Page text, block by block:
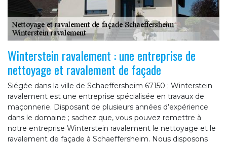
Winterstein ravalement : une entreprise de
nettoyage et ravalement de façade
Siégée dans la ville de Schaeffersheim 67150 ; Winterstein
ravalement est une entreprise spécialisée en travaux de
maçonnerie. Disposant de plusieurs années d’expérience
dans le domaine ; sachez que, vous pouvez remettre à
notre entreprise Winterstein ravalement le nettoyage et le
ravalement de façade à Schaeffersheim. Nous disposons